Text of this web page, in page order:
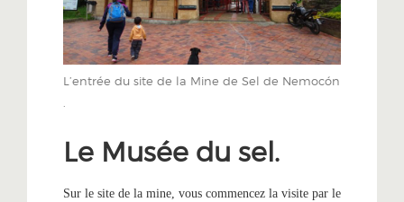
L’entrée du site de la Mine de Sel de Nemocón
.
Le Musée du sel.
Sur le site de la mine, vous commencez la visite par le